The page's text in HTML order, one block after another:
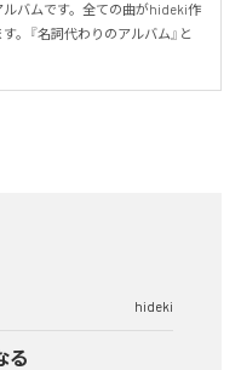
バムです。全ての曲がhideki作
。『名詞代わりのアルバム』と
hideki
る